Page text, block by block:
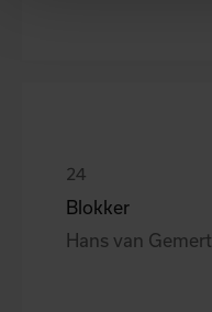
Blokker
Hans van Gemert